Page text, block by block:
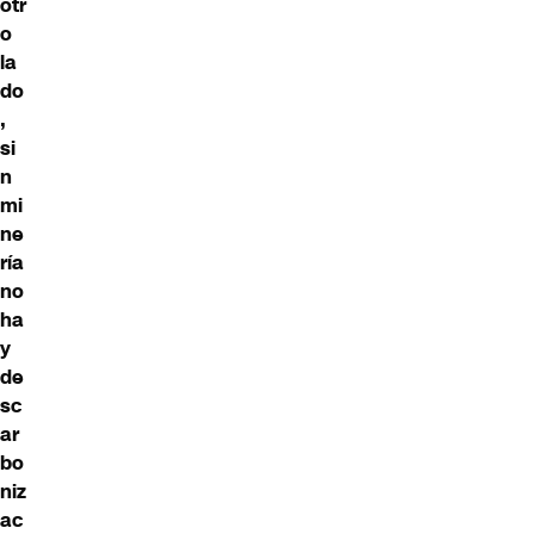
o
la
do
,
si
n
mi
ne
ría
no
ha
y
de
sc
ar
bo
niz
ac